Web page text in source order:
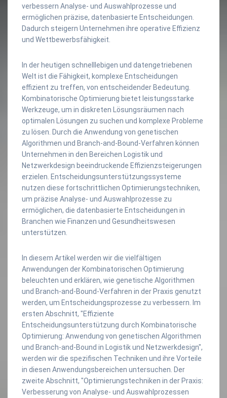
verbessern Analyse- und Auswahlprozesse und
ermöglichen präzise, datenbasierte Entscheidungen.
Dadurch steigern Unternehmen ihre operative Effizienz
und Wettbewerbsfähigkeit.
In der heutigen schnelllebigen und datengetriebenen
Welt ist die Fähigkeit, komplexe Entscheidungen
effizient zu treffen, von entscheidender Bedeutung.
Kombinatorische Optimierung bietet leistungsstarke
Werkzeuge, um in diskreten Lösungsräumen nach
optimalen Lösungen zu suchen und komplexe Probleme
zu lösen. Durch die Anwendung von genetischen
Algorithmen und Branch-and-Bound-Verfahren können
Unternehmen in den Bereichen Logistik und
Netzwerkdesign beeindruckende Effizienzsteigerungen
erzielen. Entscheidungsunterstützungssysteme
nutzen diese fortschrittlichen Optimierungstechniken,
um präzise Analyse- und Auswahlprozesse zu
ermöglichen, die datenbasierte Entscheidungen in
Branchen wie Finanzen und Gesundheitswesen
unterstützen.
In diesem Artikel werden wir die vielfältigen
Anwendungen der Kombinatorischen Optimierung
beleuchten und erklären, wie genetische Algorithmen
und Branch-and-Bound-Verfahren in der Praxis genutzt
werden, um Entscheidungsprozesse zu verbessern. Im
ersten Abschnitt, "Effiziente
Entscheidungsunterstützung durch Kombinatorische
Optimierung: Anwendung von genetischen Algorithmen
und Branch-and-Bound in Logistik und Netzwerkdesign",
werden wir die spezifischen Techniken und ihre Vorteile
in diesen Anwendungsbereichen untersuchen. Der
zweite Abschnitt, "Optimierungstechniken in der Praxis:
Verbesserung von Analyse- und Auswahlprozessen